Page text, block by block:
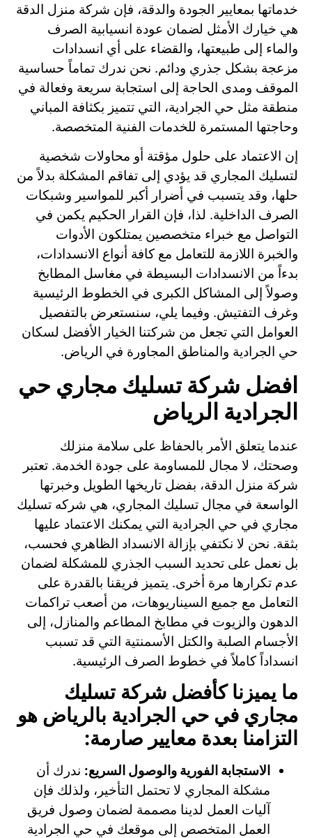
خدماتها بمعايير الجودة والدقة، فإن شركة منزل الدقة
هي خيارك الأمثل لضمان عودة انسيابية الصرف
والماء إلى طبيعتها، والقضاء على أي انسدادات
مزعجة بشكل جذري ودائم. نحن ندرك تماماً حساسية
الموقف ومدى الحاجة إلى استجابة سريعة وفعالة في
منطقة مثل حي الجرادية، التي تتميز بكثافة المباني
وحاجتها المستمرة للخدمات الفنية المتخصصة.
إن الاعتماد على حلول مؤقتة أو محاولات شخصية
لتسليك المجاري قد يؤدي إلى تفاقم المشكلة بدلاً من
حلها، وقد يتسبب في أضرار أكبر للمواسير وشبكات
الصرف الداخلية. لذا، فإن القرار الحكيم يكمن في
التواصل مع خبراء متخصصين يمتلكون الأدوات
والخبرة اللازمة للتعامل مع كافة أنواع الانسدادات،
بدءاً من الانسدادات البسيطة في مغاسل المطابخ
وصولاً إلى المشاكل الكبرى في الخطوط الرئيسية
وغرف التفتيش. وفيما يلي، سنستعرض بالتفصيل
العوامل التي تجعل من شركتنا الخيار الأفضل لسكان
حي الجرادية والمناطق المجاورة في الرياض.
افضل شركة تسليك مجاري حي
الجرادية الرياض
عندما يتعلق الأمر بالحفاظ على سلامة منزلك
وصحتك، لا مجال للمساومة على جودة الخدمة. تعتبر
شركة منزل الدقة، بفضل تاريخها الطويل وخبرتها
الواسعة في مجال تسليك المجاري، هي شركه تسليك
مجاري في حي الجرادية التي يمكنك الاعتماد عليها
بثقة. نحن لا نكتفي بإزالة الانسداد الظاهري فحسب،
بل نعمل على تحديد السبب الجذري للمشكلة لضمان
عدم تكرارها مرة أخرى. يتميز فريقنا بالقدرة على
التعامل مع جميع السيناريوهات، من أصعب تراكمات
الدهون والزيوت في مطابخ المطاعم والمنازل، إلى
الأجسام الصلبة والكتل الأسمنتية التي قد تسبب
انسداداً كاملاً في خطوط الصرف الرئيسية.
ما يميزنا كأفضل شركة تسليك
مجاري في حي الجرادية بالرياض هو
التزامنا بعدة معايير صارمة:
الاستجابة الفورية والوصول السريع: ندرك أن
مشكلة المجاري لا تحتمل التأخير، ولذلك فإن
آليات العمل لدينا مصممة لضمان وصول فريق
العمل المتخصص إلى موقعك في حي الجرادية